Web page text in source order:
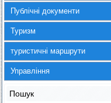
Публічні документи
Туризм
туристичні маршрути
Управління
Пошук